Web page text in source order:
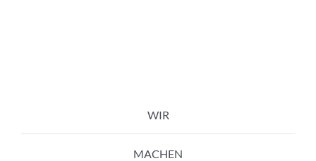
WIR
MACHEN